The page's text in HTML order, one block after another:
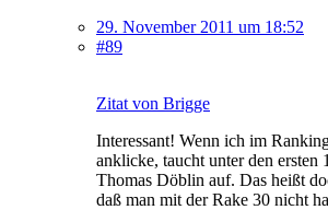
29. November 2011 um 18:52
#89
Zitat von Brigge
Interessant! Wenn ich im
anklicke, taucht unter den ersten
Thomas Döblin auf. Das heißt
daß man mit der Rake 30 nicht